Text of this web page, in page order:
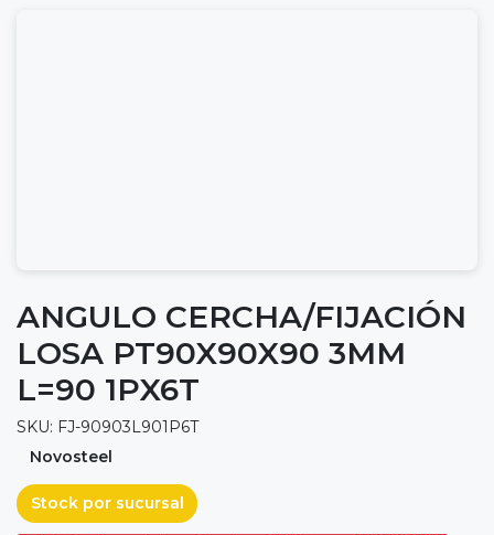
ANGULO CERCHA/FIJACIÓN
LOSA PT90X90X90 3MM
L=90 1PX6T
SKU: FJ-90903L901P6T
Novosteel
Stock por sucursal